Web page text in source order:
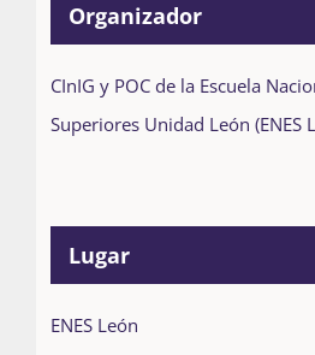
Organizador
CInIG y POC de la Escuela
Superiores Unidad León (ENES
Lugar
ENES León